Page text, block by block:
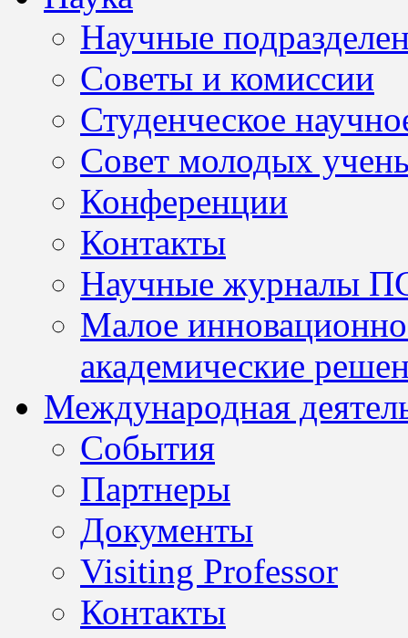
Научные
Советы и комиссии
Студенческое
Совет молодых
Конференции
Контакты
Научные журналы
Малое
академические
Международная
События
Партнеры
Документы
Visiting Professor
Контакты